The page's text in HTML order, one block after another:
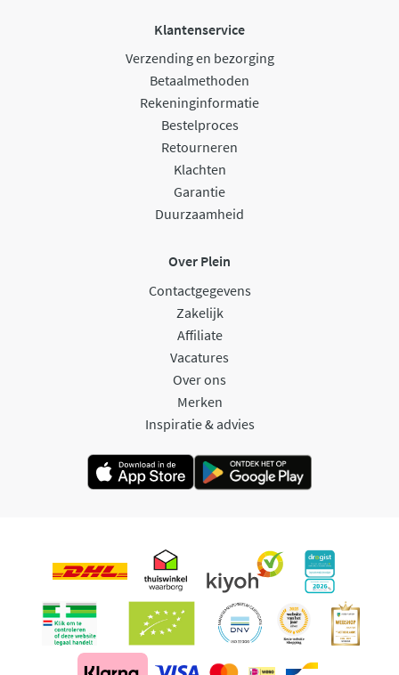
Klantenservice
Verzending en bezorging
Betaalmethoden
Rekeninginformatie
Bestelproces
Retourneren
Klachten
Garantie
Duurzaamheid
Over Plein
Contactgegevens
Zakelijk
Affiliate
Vacatures
Over ons
Merken
Inspiratie & advies